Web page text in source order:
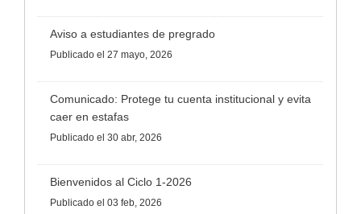
Aviso a estudiantes de pregrado
Publicado el 27 mayo, 2026
Comunicado: Protege tu cuenta institucional y evita
caer en estafas
Publicado el 30 abr, 2026
Bienvenidos al Ciclo 1-2026
Publicado el 03 feb, 2026